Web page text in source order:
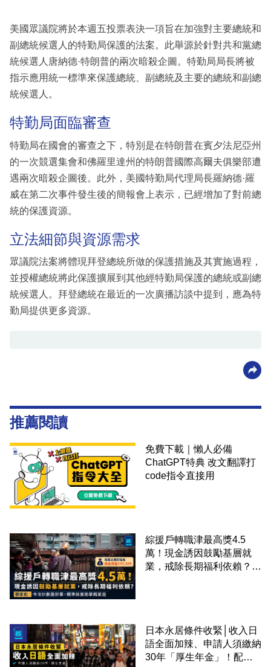
區
美國眾議院將於本週五投票表決一項旨在加強對主要總統和
副總統候選人的特勤局保護的法案。此舉源於針對共和黨總
統候選人唐納德·特朗普的兩次暗殺企圖。特勤局局長將被
指示應用統一標準來保護總統、副總統及主要的總統和副總
統候選人。
特勤局面臨審查
特勤局在國會的審查之下，特別是在特朗普在賓夕法尼亞州
的一次競選集會和佛羅里達州的特朗普國際高爾夫俱樂部遭
遇兩次暗殺企圖後。此外，美國特勤局代理局長羅納德·羅
威在第二次事件發生後的簡報會上表示，已經增加了對前總
統的保護資源。
立法細節與資源需求
眾議院法案將體現拜登總統所做的保護措施及其實施過程，
並授權總統將此保護擴展到其他經特勤局保護的總統或副總
統候選人。拜登總統在最近的一次廣播訪談中提到，應為特
勤局提供更多資源。
推薦閱讀
免費下載｜懶人必備
ChatGPT特典 改文翻譯打
code指令直接用
綜援戶轉職津最高獎4.5
萬！現金誘因鼓勵基層就
業，戒除長期福利依賴？鄧
日本永居條件收緊│收入日
語全面加辣、申請人須繳納
30年「厚生年金」！配偶